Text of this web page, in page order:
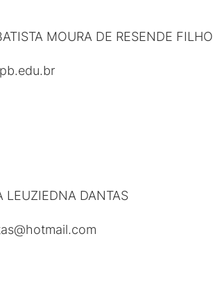
MOURA DE RESENDE FILHO
LEUZIEDNA DANTAS